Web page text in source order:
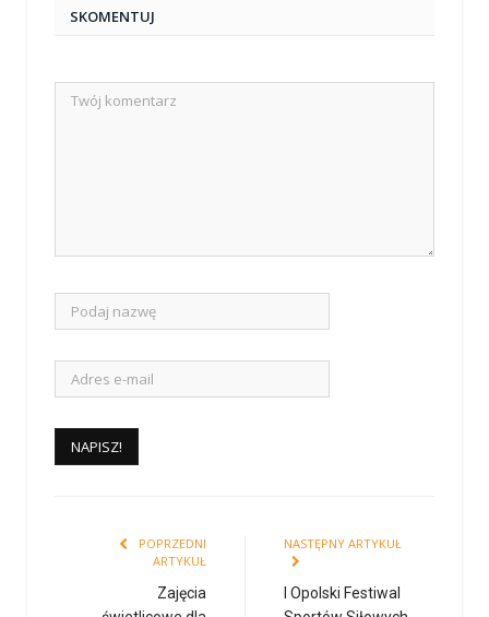
SKOMENTUJ
POPRZEDNI
ARTYKUŁ
Zajęcia
NASTĘPNY ARTYKUŁ
I Opolski Festiwal